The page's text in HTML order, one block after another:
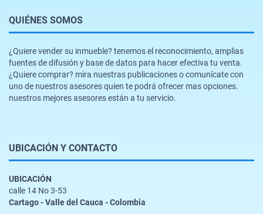
QUIÉNES SOMOS
¿Quiere vender su inmueble? tenemos el reconocimiento, amplias
fuentes de difusión y base de datos para hacer efectiva tu venta.
¿Quiere comprar? mira nuestras publicaciones o comunícate con
uno de nuestros asesores quien te podrá ofrecer mas opciones.
nuestros mejores asesores están a tu servicio.
UBICACIÓN Y CONTACTO
UBICACIÓN
calle 14 No 3-53
Cartago - Valle del Cauca - Colombia